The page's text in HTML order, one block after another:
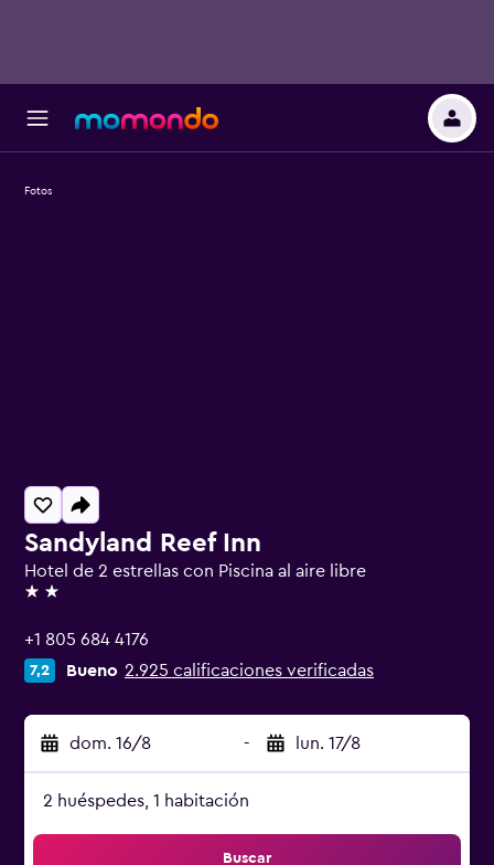
Sandyland Reef Inn
Hotel de 2 estrellas con Piscina al aire libre
2 estrellas
+1 805 684 4176
7,2 Bueno 2.925 calificaciones verificadas
dom. 16/8 - lun. 17/8
2 huéspedes, 1 habitación
Buscar
Fotos